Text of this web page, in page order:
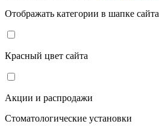
Отображать категории в шапке сайта
Красный цвет сайта
Акции и распродажи
Стоматологические установки